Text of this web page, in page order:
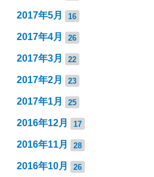
2017年5月 16
2017年4月 26
2017年3月 22
2017年2月 23
2017年1月 25
2016年12月 17
2016年11月 28
2016年10月 26